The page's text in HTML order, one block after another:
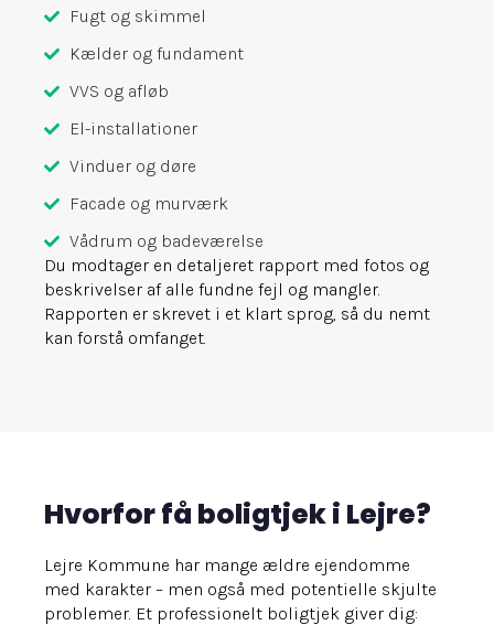
Fugt og skimmel
Kælder og fundament
VVS og afløb
El-installationer
Vinduer og døre
Facade og murværk
Vådrum og badeværelse
Du modtager en detaljeret rapport med fotos og
beskrivelser af alle fundne fejl og mangler.
Rapporten er skrevet i et klart sprog, så du nemt
kan forstå omfanget.
Hvorfor få boligtjek i Lejre?
Lejre Kommune har mange ældre ejendomme
med karakter – men også med potentielle skjulte
problemer. Et professionelt boligtjek giver dig: